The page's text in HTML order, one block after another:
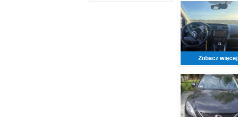
Zobacz więcej